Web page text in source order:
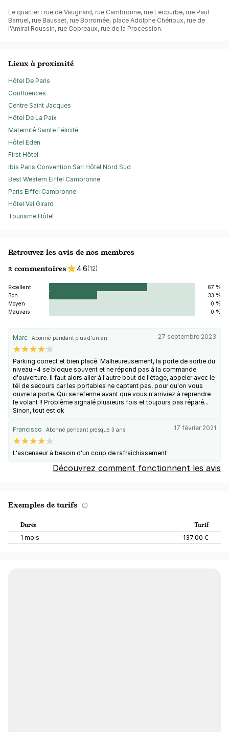
Le quartier : rue de Vaugirard, rue Cambronne, rue Lecourbe, rue Paul
Barruel, rue Bausset, rue Borromée, place Adolphe Chérioux, rue de
l'Amiral Roussin, rue Copreaux, rue de la Procession.
Lieux à proximité
Hôtel De Paris
Confluences
Centre Saint Jacques
Hôtel De La Paix
Maternité Sainte Félicité
Hôtel Eden
First Hôtel
Ibis Paris Convention Sarl Hôtel Nord Sud
Best Western Eiffel Cambronne
Paris Eiffel Cambronne
Hôtel Val Girard
Tourisme Hôtel
Retrouvez les avis de nos membres
2 commentaires
4.6(12)
Excellent
67 %
Bon
33 %
Moyen
0 %
Mauvais
0 %
Marc Abonné pendant plus d'un an 27 septembre 2023
Parking correct et bien placé. Malheureusement, la porte de sortie du
niveau -4 se bloque souvent et ne répond pas à la commande
d'ouverture. Il faut alors aller à l'autre bout de l'étage, appeler avec le
tél de secours car les portables ne captent pas, pour qu'on vous
ouvre la porte. Qui se referme avant que vous n'arriviez à reprendre
le volant !! Problème signalé plusieurs fois et toujours pas réparé...
Sinon, tout est ok
Francisco Abonné pendant presque 3 ans 17 février 2021
L'ascenseur à besoin d'un coup de rafraîchissement
Découvrez comment fonctionnent les avis
Exemples de tarifs
Durée Tarif
1 mois 137,00 €